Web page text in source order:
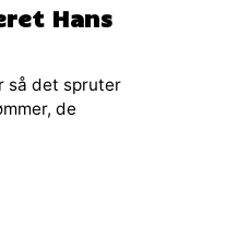
Hans
så det spruter
de